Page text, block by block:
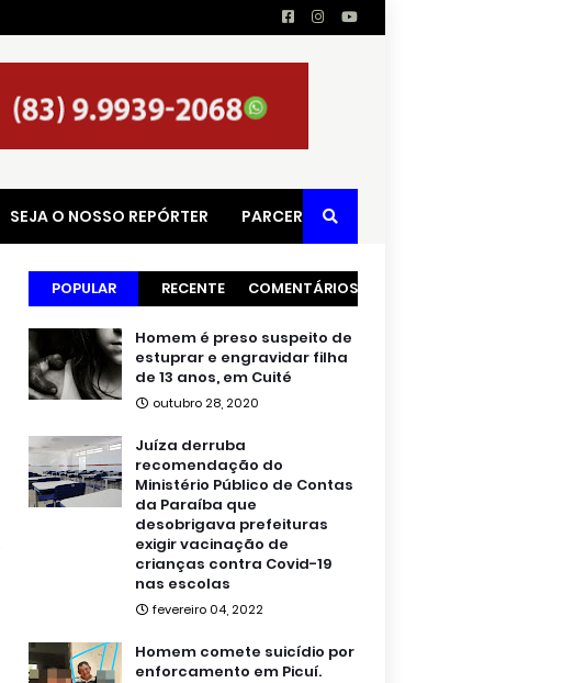
SEJA O NOSSO REPÓRTER PARCERIAS
POPULAR RECENTE COMENTÁRIOS
Homem é preso suspeito de
estuprar e engravidar filha
de 13 anos, em Cuité
outubro 28, 2020
Juíza derruba
recomendação do
Ministério Público de Contas
da Paraíba que
desobrigava prefeituras
exigir vacinação de
crianças contra Covid-19
nas escolas
fevereiro 04, 2022
Homem comete suicídio por
enforcamento em Picuí.